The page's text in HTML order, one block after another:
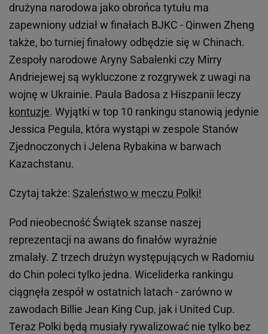
drużyna narodowa jako obrońca tytułu ma
zapewniony udział w finałach BJKC - Qinwen Zheng
także, bo turniej finałowy odbędzie się w Chinach.
Zespoły narodowe Aryny Sabalenki czy Mirry
Andriejewej są wykluczone z rozgrywek z uwagi na
wojnę w Ukrainie. Paula Badosa z Hiszpanii leczy
kontuzje. Wyjątki w top 10 rankingu stanowią jedynie
Jessica Pegula, która wystąpi w zespole Stanów
Zjednoczonych i Jelena Rybakina w barwach
Kazachstanu.
Czytaj także: Szaleństwo w meczu Polki!
Pod nieobecność Świątek szanse naszej
reprezentacji na awans do finałów wyraźnie
zmalały. Z trzech drużyn występujących w Radomiu
do Chin poleci tylko jedna. Wiceliderka rankingu
ciągnęła zespół w ostatnich latach - zarówno w
zawodach Billie Jean King Cup, jak i United Cup.
Teraz Polki będą musiały rywalizować nie tylko bez